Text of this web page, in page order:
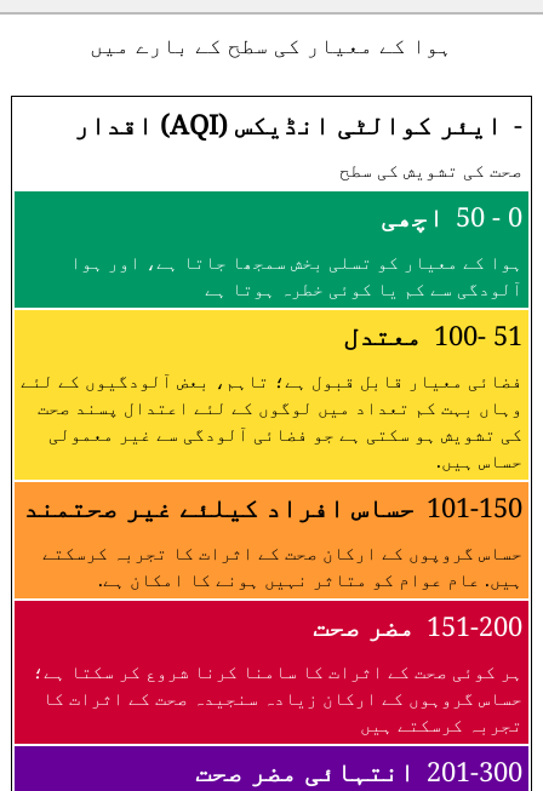
ہوا کے معیار کی سطح کے بارے میں
- ایئر کوالٹی انڈیکس (AQI) اقدار
صحت کی تشویش کی سطح
0 - 50 اچھی
ہوا کے معیار کو تسلی بخش سمجھا جاتا ہے، اور ہوا
آلودگی سے کم یا کوئی خطرہ ہوتا ہے
51 -100 معتدل
فضائی معیار قابل قبول ہے؛ تاہم، بعض آلودگیوں کے لئے
وہاں بہت کم تعداد میں لوگوں کے لئے اعتدال پسند صحت
کی تشویش ہو سکتی ہے جو فضائی آلودگی سے غیر معمولی
حساس ہیں.
101-150 حساس افراد کیلئے غیر صحتمند
حساس گروپوں کے ارکان صحت کے اثرات کا تجربہ کرسکتے
ہیں. عام عوام کو متاثر نہیں ہونے کا امکان ہے.
151-200 مضر صحت
ہر کوئی صحت کے اثرات کا سامنا کرنا شروع کر سکتا ہے؛
حساس گروہوں کے ارکان زیادہ سنجیدہ صحت کے اثرات کا
تجربہ کرسکتے ہیں
201-300 انتہائی مضر صحت